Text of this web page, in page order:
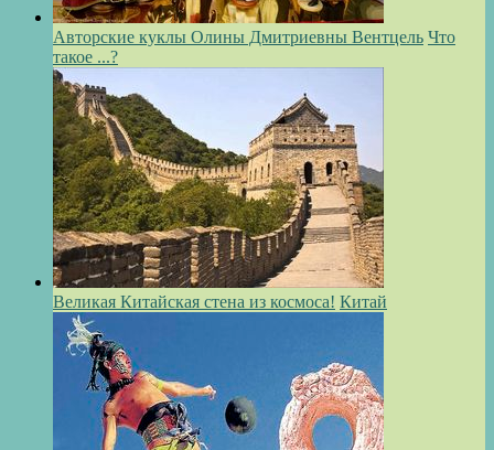
Авторские куклы Олины Дмитриевны Вентцель Что
такое ...?
Великая Китайская стена из космоса! Китай